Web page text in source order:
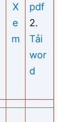
X
e
m
pdf
2.
Tải
wor
d